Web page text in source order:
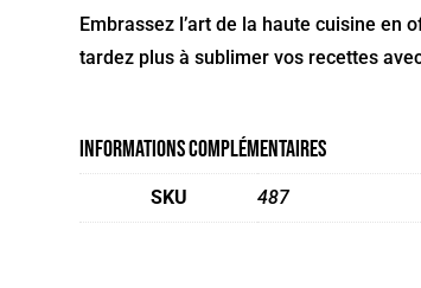
Embrassez l’art de la haute cuisine en
tardez plus à sublimer vos recettes
Informations complémentaires
SKU 487